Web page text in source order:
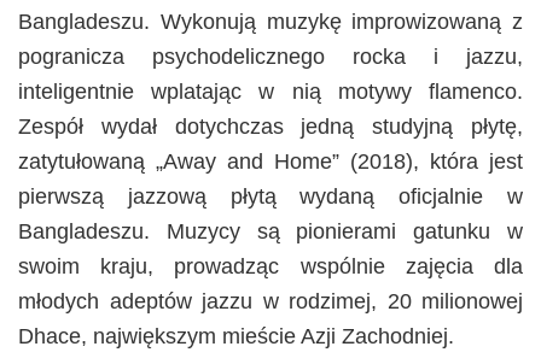
Bangladeszu. Wykonują muzykę improwizowaną z
pogranicza psychodelicznego rocka i jazzu,
inteligentnie wplatając w nią motywy flamenco.
Zespół wydał dotychczas jedną studyjną płytę,
zatytułowaną „Away and Home” (2018), która jest
pierwszą jazzową płytą wydaną oficjalnie w
Bangladeszu. Muzycy są pionierami gatunku w
swoim kraju, prowadząc wspólnie zajęcia dla
młodych adeptów jazzu w rodzimej, 20 milionowej
Dhace, największym mieście Azji Zachodniej.